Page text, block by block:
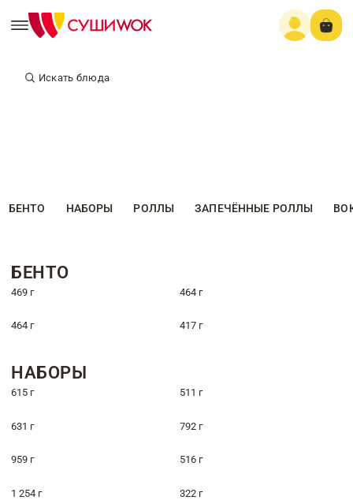
Искать блюда
БЕНТО НАБОРЫ РОЛЛЫ ЗАПЕЧЁННЫЕ РОЛЛЫ
БЕНТО
469 г 464 г
464 г 417 г
НАБОРЫ
615 г 511 г
631 г 792 г
959 г 516 г
1 254 г 322 г